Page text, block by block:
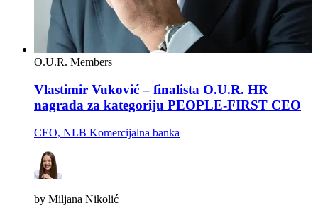
O.U.R. Members
Vlastimir Vuković – finalista O.U.R. HR
nagrada za kategoriju PEOPLE-FIRST CEO
CEO, NLB Komercijalna banka
by Miljana Nikolić